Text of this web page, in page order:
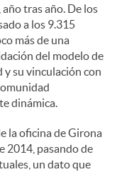
tras año. De los
a los 9.315
más de una
del modelo de
y su vinculación con
dinámica.
la oficina de Girona
2014, pasando de
un dato que